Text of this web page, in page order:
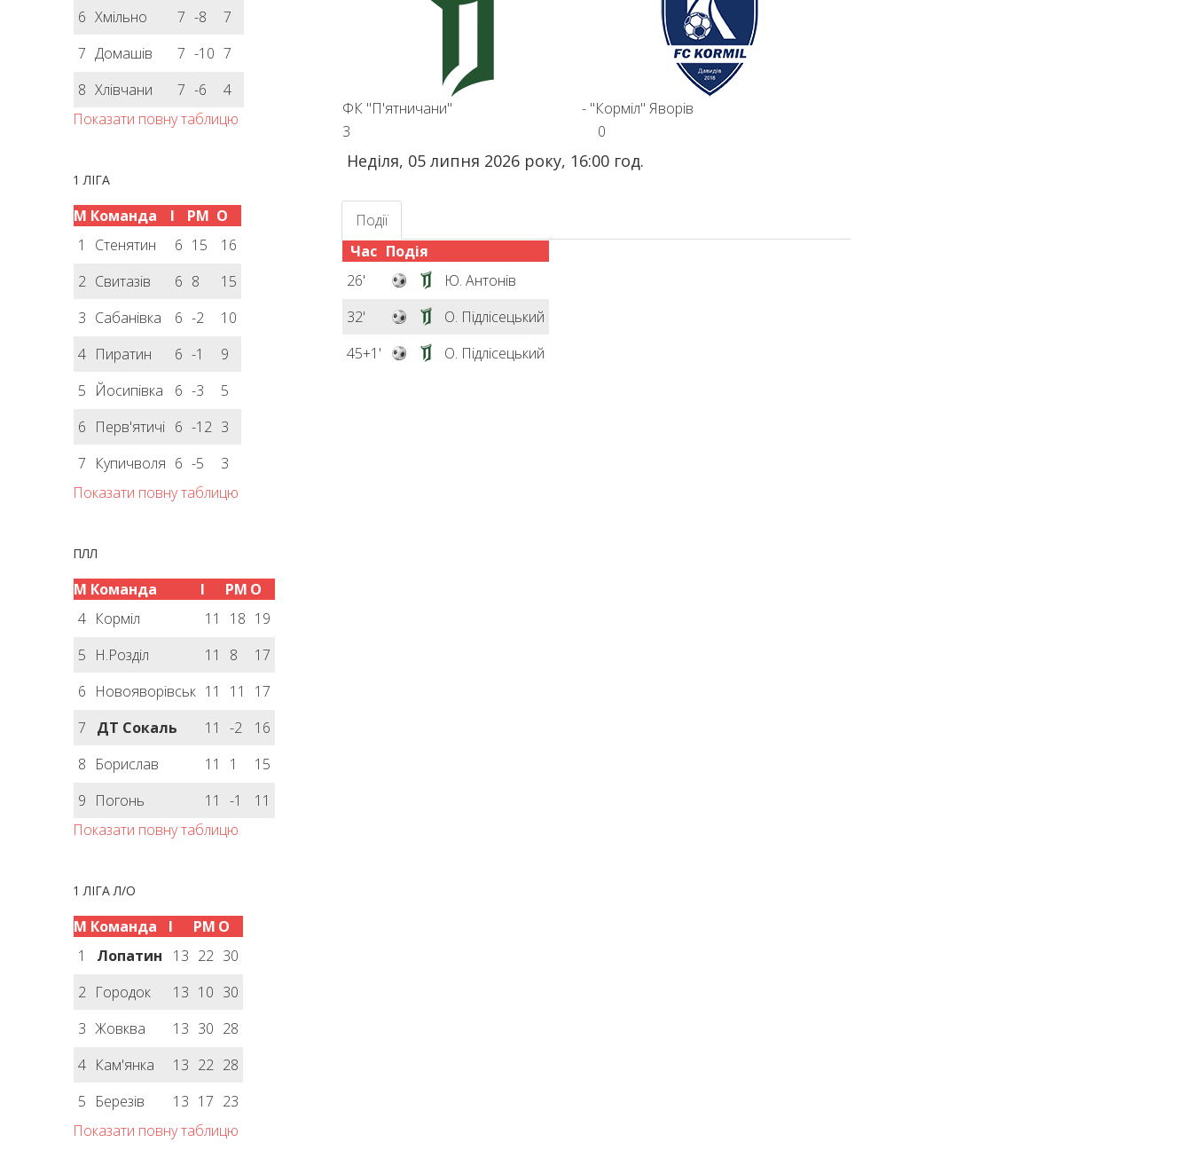
6 Хмільно 7 -8
7
7 Домашів 7 -10 7
8 Хлівчани 7 -6
4
Показати повну таблицю
1 ЛІГА
М Команда І РМ О
1
Стенятин 6 15
16
2 Свитазів 6 8
15
3 Сабанівка 6 -2
10
4 Пиратин 6 -1
9
5 Йосипівка 6 -3
5
6 Перв'ятичі 6 -12 3
7 Купичволя 6 -5
3
Показати повну таблицю
ПЛЛ
М Команда І РМ О
4 Корміл 11 18 19
5 Н.Розділ 11 8
17
6 Новояворівськ 11 11
17
7
ДТ Сокаль 11 -2
16
8 Борислав 11 1
15
9 Погонь 11 -1
11
Показати повну таблицю
1 ЛІГА Л/О
М Команда І РМ О
1
Лопатин 13 22 30
2 Городок 13 10 30
3 Жовква 13 30 28
4 Кам'янка 13 22 28
5 Березів 13 17 23
Показати повну таблицю
ФК "П'ятничани" - "Корміл" Яворів
3
0
Неділя, 05 липня 2026 року, 16:00 год.
Події
Час Подія
26'
Ю. Антонів
32'
О. Підлісецький
45+1'
О. Підлісецький